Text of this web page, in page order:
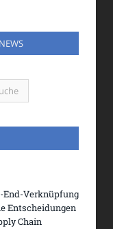
End-Verknüpfung
Entscheidungen
Chain